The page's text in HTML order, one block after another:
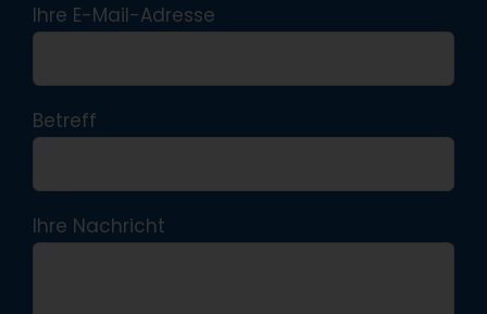
Ihre E-Mail-Adresse
Betreff
Ihre Nachricht